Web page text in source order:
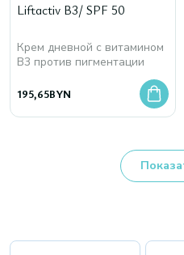
Liftactiv В3/ SPF 50
Крем дневной с витамином
В3 против пигментации
195,65BYN